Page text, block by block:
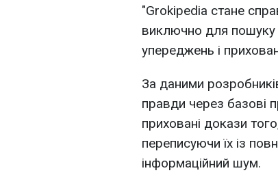
"Grokipedia стане
виключно для пошуку
упереджень і
За даними
правди через базові
приховані докази
переписуючи їх із
інформаційний шум.